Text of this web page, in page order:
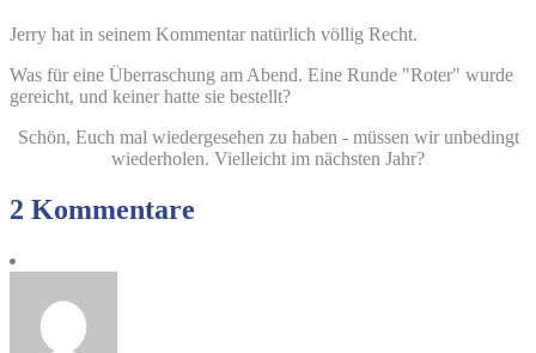
Jerry hat in seinem Kommentar natürlich völlig Recht.
Was für eine Überraschung am Abend. Eine Runde "Roter" wurde
gereicht, und keiner hatte sie bestellt?
Schön, Euch mal wiedergesehen zu haben - müssen wir unbedingt
wiederholen. Vielleicht im nächsten Jahr?
2 Kommentare